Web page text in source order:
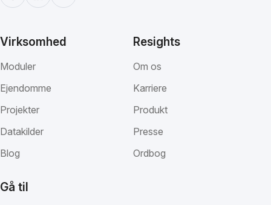
Virksomhed
Moduler
Ejendomme
Projekter
Datakilder
Blog
Resights
Om os
Karriere
Produkt
Presse
Ordbog
Gå til